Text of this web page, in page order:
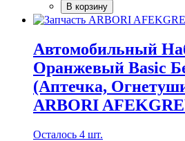
В корзину
Автомобильный
Оранжевый Basic
(Аптечка,
ARBORI
Осталось 4 шт.